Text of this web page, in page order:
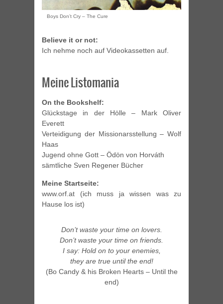
Boys Don’t Cry – The Cure
Believe it or not:
Ich nehme noch auf Videokassetten auf.
Meine Listomania
On the Bookshelf:
Glückstage in der Hölle – Mark Oliver
Everett
Verteidigung der Missionarsstellung – Wolf
Haas
Jugend ohne Gott – Ödön von Horváth
sämtliche Sven Regener Bücher
Meine Startseite:
www.orf.at (ich muss ja wissen was zu
Hause los ist)
Don’t waste your time on lovers.
Don’t waste your time on friends.
I say: Hold on to your enemies,
they are true until the end!
(Bo Candy & his Broken Hearts – Until the
end)